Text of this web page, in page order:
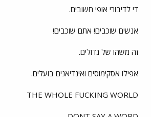
די לדיבורי אופי חשובים.
אנשים שוכבים! אתם שוכבים!
זה משהו של גדולים.
אפילו אסקימוסים ואינדיאנים בועלים.
THE WHOLE FUCKING WORLD